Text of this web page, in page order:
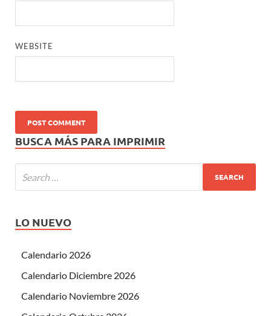
WEBSITE
BUSCA MÁS PARA IMPRIMIR
LO NUEVO
Calendario 2026
Calendario Diciembre 2026
Calendario Noviembre 2026